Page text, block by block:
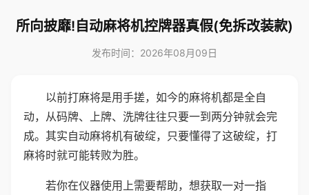
所向披靡!自动麻将机控牌器真假(免拆改装款)
发布时间：2026年08月09日
以前打麻将是用手搓，如今的麻将机都是全自
动，从码牌、上牌、洗牌往往只要一到两分钟就会完
成。其实自动麻将机有破绽，只要懂得了这破绽，打
麻将时就可能转败为胜。
若你在仪器使用上需要帮助，想获取一对一指